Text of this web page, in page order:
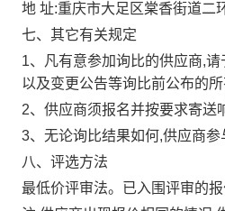
地 址:重庆市大足区棠香街道二
七、其它有关规定
1、凡有意参加询比的供应商,
以及变更公告等询比前公布的
2、供应商须报名并按要求寄送
3、无论询比结果如何,供应商
八、评选方法
最低价评审法。已入围评审的